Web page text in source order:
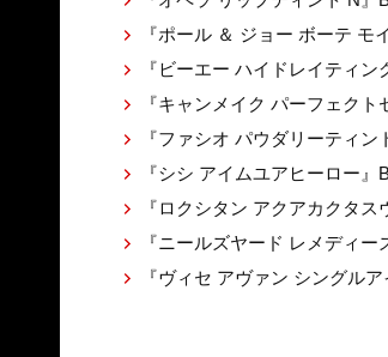
『ポール ＆ ジョー ボーテ
『ビーエー ハイドレイティ
『キャンメイク パーフェク
『ファシオ パウダリーティ
『シシ アイムユアヒーロー
『ロクシタン アクアカクタ
『ニールズヤード レメディ
『ヴィセ アヴァン シングル